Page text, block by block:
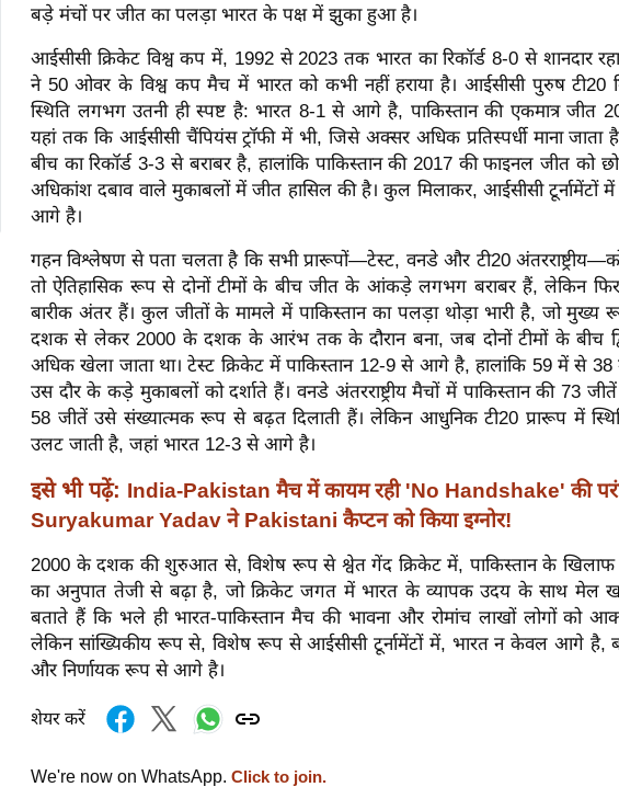
बड़े मंचों पर जीत का पलड़ा भारत के पक्ष में झुका हुआ है।
आईसीसी क्रिकेट विश्व कप में, 1992 से 2023 तक भारत का रिकॉर्ड 8-0 से शानदार रहा
ने 50 ओवर के विश्व कप मैच में भारत को कभी नहीं हराया है। आईसीसी पुरुष टी20
स्थिति लगभग उतनी ही स्पष्ट है: भारत 8-1 से आगे है, पाकिस्तान की एकमात्र जीत
यहां तक ​​कि आईसीसी चैंपियंस ट्रॉफी में भी, जिसे अक्सर अधिक प्रतिस्पर्धी माना जाता
बीच का रिकॉर्ड 3-3 से बराबर है, हालांकि पाकिस्तान की 2017 की फाइनल जीत को
अधिकांश दबाव वाले मुकाबलों में जीत हासिल की है। कुल मिलाकर, आईसीसी टूर्नामेंटों
आगे है।
गहन विश्लेषण से पता चलता है कि सभी प्रारूपों—टेस्ट, वनडे और टी20
तो ऐतिहासिक रूप से दोनों टीमों के बीच जीत के आंकड़े लगभग बराबर हैं, लेकिन
बारीक अंतर हैं। कुल जीतों के मामले में पाकिस्तान का पलड़ा थोड़ा भारी है, जो
दशक से लेकर 2000 के दशक के आरंभ तक के दौरान बना, जब दोनों टीमों के बीच
अधिक खेला जाता था। टेस्ट क्रिकेट में पाकिस्तान 12-9 से आगे है, हालांकि 59 में से 38
उस दौर के कड़े मुकाबलों को दर्शाते हैं। वनडे अंतरराष्ट्रीय मैचों में पाकिस्तान की 73
58 जीतें उसे संख्यात्मक रूप से बढ़त दिलाती हैं। लेकिन आधुनिक टी20 प्रारूप में
उलट जाती है, जहां भारत 12-3 से आगे है।
इसे भी पढ़ें: India-Pakistan मैच में कायम रही 'No Handshake' की
Suryakumar Yadav ने Pakistani कैप्टन को किया इग्नोर!
2000 के दशक की शुरुआत से, विशेष रूप से श्वेत गेंद क्रिकेट में, पाकिस्तान के खिलाफ
का अनुपात तेजी से बढ़ा है, जो क्रिकेट जगत में भारत के व्यापक उदय के साथ मेल
बताते हैं कि भले ही भारत-पाकिस्तान मैच की भावना और रोमांच लाखों लोगों को
लेकिन सांख्यिकीय रूप से, विशेष रूप से आईसीसी टूर्नामेंटों में, भारत न केवल आगे है,
और निर्णायक रूप से आगे है।
शेयर करें
We're now on WhatsApp. Click to join.